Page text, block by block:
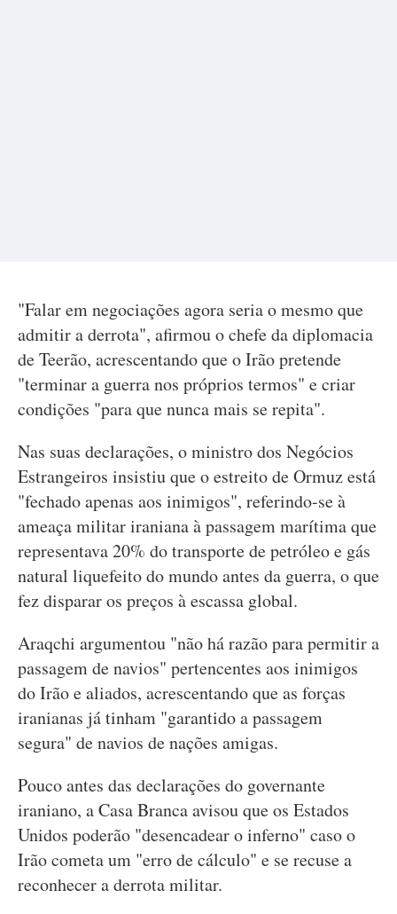
"Falar em negociações agora seria o mesmo que
admitir a derrota", afirmou o chefe da diplomacia
de Teerão, acrescentando que o Irão pretende
"terminar a guerra nos próprios termos" e criar
condições "para que nunca mais se repita".
Nas suas declarações, o ministro dos Negócios
Estrangeiros insistiu que o estreito de Ormuz está
"fechado apenas aos inimigos", referindo-se à
ameaça militar iraniana à passagem marítima que
representava 20% do transporte de petróleo e gás
natural liquefeito do mundo antes da guerra, o que
fez disparar os preços à escassa global.
Araqchi argumentou "não há razão para permitir a
passagem de navios" pertencentes aos inimigos
do Irão e aliados, acrescentando que as forças
iranianas já tinham "garantido a passagem
segura" de navios de nações amigas.
Pouco antes das declarações do governante
iraniano, a Casa Branca avisou que os Estados
Unidos poderão "desencadear o inferno" caso o
Irão cometa um "erro de cálculo" e se recuse a
reconhecer a derrota militar.